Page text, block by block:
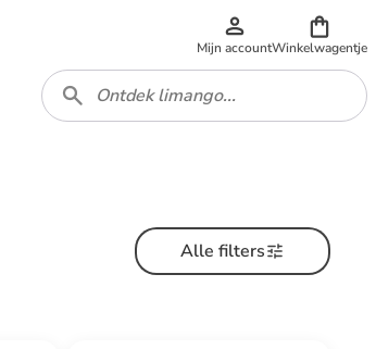
Mijn accountWinkelwagentje
Alle filters